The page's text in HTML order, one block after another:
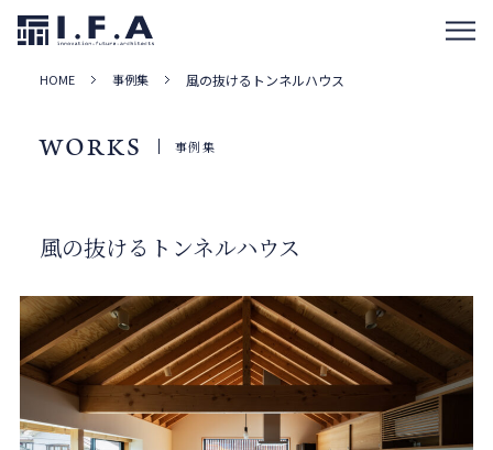
HOME 事例集 風の抜けるトンネルハウス
WORKS 事例集
風の抜けるトンネルハウス